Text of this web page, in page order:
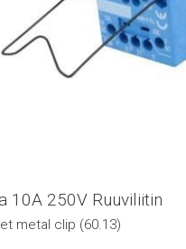
10A 250V Ruuviliitin
metal clip (60.13)